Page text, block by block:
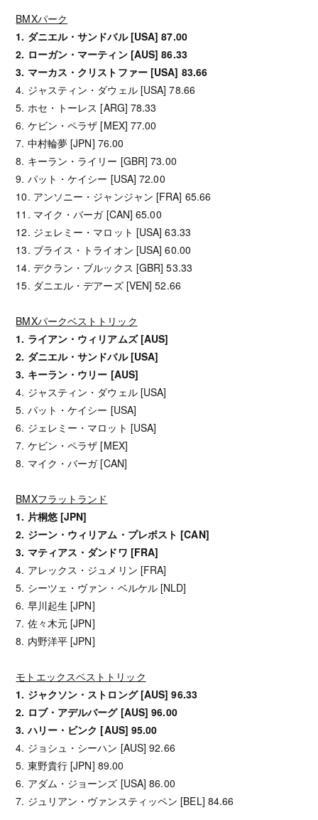
BMXパーク
1. ダニエル・サンドバル [USA] 87.00
2. ローガン・マーティン [AUS] 86.33
3. マーカス・クリストファー [USA] 83.66
4. ジャスティン・ダウェル [USA] 78.66
5. ホセ・トーレス [ARG] 78.33
6. ケビン・ペラザ [MEX] 77.00
7. 中村輪夢 [JPN] 76.00
8. キーラン・ライリー [GBR] 73.00
9. パット・ケイシー [USA] 72.00
10. アンソニー・ジャンジャン [FRA] 65.66
11. マイク・バーガ [CAN] 65.00
12. ジェレミー・マロット [USA] 63.33
13. ブライス・トライオン [USA] 60.00
14. デクラン・ブルックス [GBR] 53.33
15. ダニエル・デアーズ [VEN] 52.66
BMXパークベストトリック
1. ライアン・ウィリアムズ [AUS]
2. ダニエル・サンドバル [USA]
3. キーラン・ウリー [AUS]
4. ジャスティン・ダウェル [USA]
5. パット・ケイシー [USA]
6. ジェレミー・マロット [USA]
7. ケビン・ペラザ [MEX]
8. マイク・バーガ [CAN]
BMXフラットランド
1. 片桐悠 [JPN]
2. ジーン・ウィリアム・プレボスト [CAN]
3. マティアス・ダンドワ [FRA]
4. アレックス・ジュメリン [FRA]
5. シーツェ・ヴァン・ベルケル [NLD]
6. 早川起生 [JPN]
7. 佐々木元 [JPN]
8. 内野洋平 [JPN]
モトエックスベストトリック
1. ジャクソン・ストロング [AUS] 96.33
2. ロブ・アデルバーグ [AUS] 96.00
3. ハリー・ビンク [AUS] 95.00
4. ジョシュ・シーハン [AUS] 92.66
5. 東野貴行 [JPN] 89.00
6. アダム・ジョーンズ [USA] 86.00
7. ジュリアン・ヴァンスティッペン [BEL] 84.66